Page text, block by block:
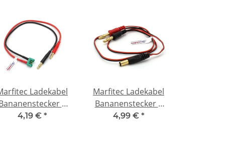
Ladekabel
4
-> MPX Multiplex
4,19 € *
Marfitec Ladekabel
Bananenstecker 4
mm -> JR/ HoTT
4,99 € *